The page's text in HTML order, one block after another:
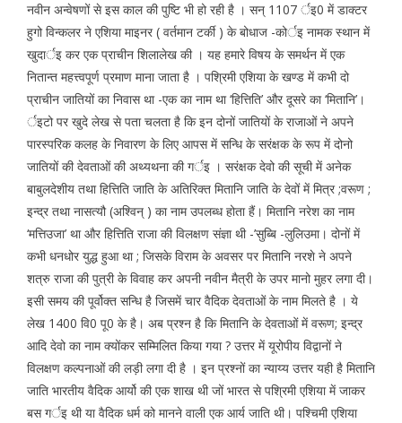
नवीन अन्वेषणों से इस काल की पुष्टि भी हो रही है । सन् 1107 र्इ0 में डाक्टर
हुगो विन्कलर ने एशिया माइनर ( वर्तमान टर्की ) के बोधाज -कोर्इ नामक स्थान में
खुदार्इ कर एक प्राचीन शिलालेख की । यह हमारे विषय के समर्थन में एक
नितान्त महत्त्वपूर्ण प्रमाण माना जाता है । पश्रिमी एशिया के खण्ड में कभी दो
प्राचीन जातियों का निवास था -एक का नाम था ‘हित्तिति’ और दूसरे का ‘मितानि’।
र्इटो पर खुदे लेख से पता चलता है कि इन दोनों जातियों के राजाओं ने अपने
पारस्परिक कलह के निवारण के लिए आपस में सन्धि के सरंक्षक के रूप में दोनो
जातियों की देवताओं की अथ्यथना की गर्इ । सरंक्षक देवो की सूची में अनेक
बाबुलदेशीय तथा हित्तिति जाति के अतिरिक्त मितानि जाति के देवों में मित्र ;वरूण ;
इन्द्र तथा नासत्यौ (अश्विन् ) का नाम उपलब्ध होता हैं। मितानि नरेश का नाम
‘मत्तिउजा’ था और हित्तिति राजा की विलक्षण संज्ञा थी -’सुब्बि -लुलिउमा। दोनों में
कभी धनधोर युद्ध हुआ था ; जिसके विराम के अवसर पर मितानि नरशे ने अपने
शत्रु राजा की पुत्री के विवाह कर अपनी नवीन मैत्री के उपर मानो मुहर लगा दी।
इसी समय की पूर्वोक्त सन्धि है जिसमें चार वैदिक देवताओं के नाम मिलते है । ये
लेख 1400 वि0 पू0 के है। अब प्रश्न है कि मितानि के देवताओं में वरूण; इन्द्र
आदि देवो का नाम क्योंकर सम्मिलित किया गया ? उत्तर में यूरोपीय विद्वानों ने
विलक्षण कल्पनाओं की लड़ी लगा दी है । इन प्रश्नों का न्याय्य उत्तर यही है मितानि
जाति भारतीय वैदिक आर्यो की एक शाख थी जों भारत से पश्रिमी एशिया में जाकर
बस गर्इ थी या वैदिक धर्म को मानने वाली एक आर्य जाति थी। पश्चिमी एशिया